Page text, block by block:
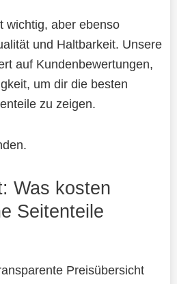
wichtig, aber ebenso
und Haltbarkeit. Unsere
auf Kundenbewertungen,
um dir die besten
zu zeigen.
Was kosten
Seitenteile
Preisübersicht